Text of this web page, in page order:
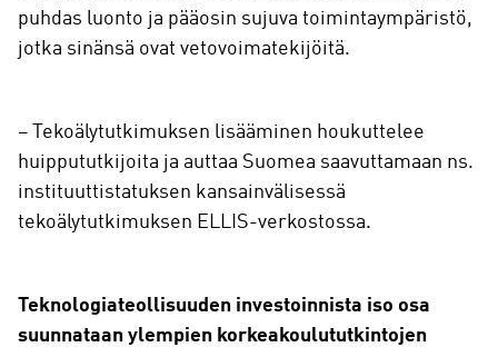
puhdas luonto ja pääosin sujuva toimintaympäristö,
jotka sinänsä ovat vetovoimatekijöitä.
– Tekoälytutkimuksen lisääminen houkuttelee
huippututkijoita ja auttaa Suomea saavuttamaan ns.
instituuttistatuksen kansainvälisessä
tekoälytutkimuksen ELLIS-verkostossa.
Teknologiateollisuuden investoinnista iso osa
suunnataan ylempien korkeakoulututkintojen